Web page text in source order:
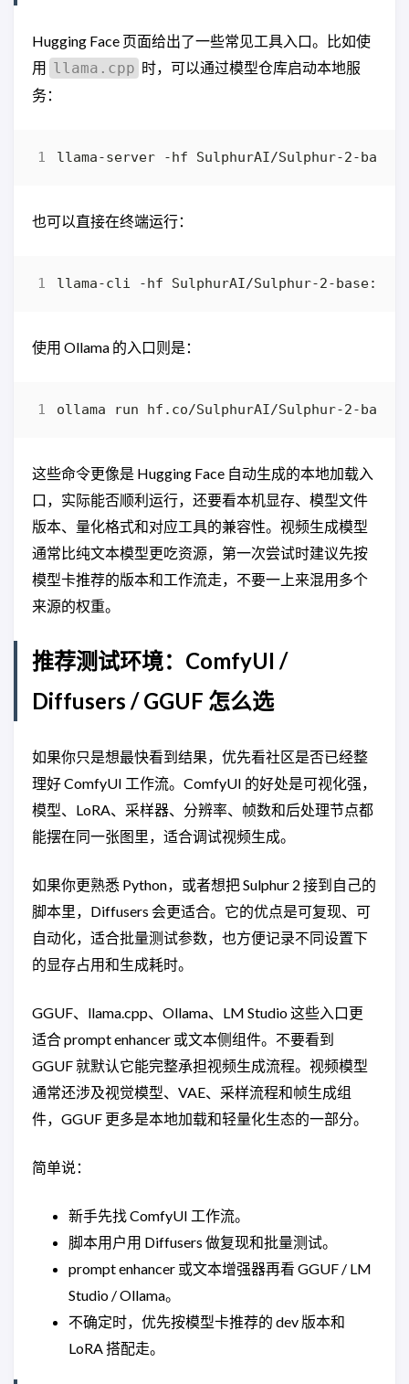
Hugging Face 页面给出了一些常见工具入口。比如使
用 llama.cpp 时，可以通过模型仓库启动本地服
务：
也可以直接在终端运行：
使用 Ollama 的入口则是：
这些命令更像是 Hugging Face 自动生成的本地加载入
口，实际能否顺利运行，还要看本机显存、模型文件
版本、量化格式和对应工具的兼容性。视频生成模型
通常比纯文本模型更吃资源，第一次尝试时建议先按
模型卡推荐的版本和工作流走，不要一上来混用多个
来源的权重。
推荐测试环境：ComfyUI /
Diffusers / GGUF 怎么选
如果你只是想最快看到结果，优先看社区是否已经整
理好 ComfyUI 工作流。ComfyUI 的好处是可视化强，
模型、LoRA、采样器、分辨率、帧数和后处理节点都
能摆在同一张图里，适合调试视频生成。
如果你更熟悉 Python，或者想把 Sulphur 2 接到自己的
脚本里，Diffusers 会更适合。它的优点是可复现、可
自动化，适合批量测试参数，也方便记录不同设置下
的显存占用和生成耗时。
GGUF、llama.cpp、Ollama、LM Studio 这些入口更
适合 prompt enhancer 或文本侧组件。不要看到
GGUF 就默认它能完整承担视频生成流程。视频模型
通常还涉及视觉模型、VAE、采样流程和帧生成组
件，GGUF 更多是本地加载和轻量化生态的一部分。
简单说：
新手先找 ComfyUI 工作流。
脚本用户用 Diffusers 做复现和批量测试。
prompt enhancer 或文本增强器再看 GGUF / LM
Studio / Ollama。
不确定时，优先按模型卡推荐的 dev 版本和
LoRA 搭配走。